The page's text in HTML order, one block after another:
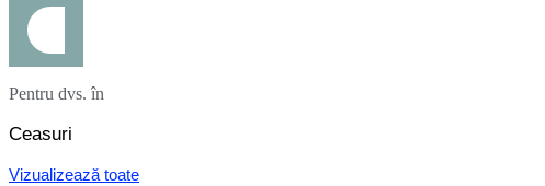
Pentru dvs. în
Ceasuri
Vizualizează toate